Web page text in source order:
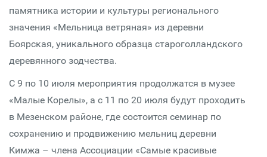
памятника истории и культуры регионального
значения «Мельница ветряная» из деревни
Боярская, уникального образца староголландского
деревянного зодчества.
С 9 по 10 июля мероприятия продолжатся в музее
«Малые Корелы», а с 11 по 20 июля будут проходить
в Мезенском районе, где состоится семинар по
сохранению и продвижению мельниц деревни
Кимжа – члена Ассоциации «Самые красивые